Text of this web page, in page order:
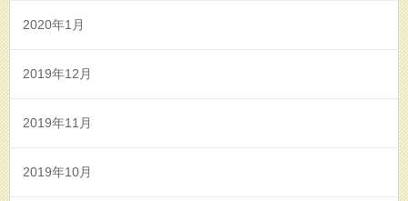
2020年1月
2019年12月
2019年11月
2019年10月